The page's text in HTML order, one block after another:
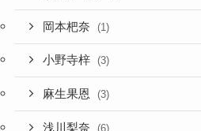
岡本杷奈 (1)
小野寺梓 (3)
麻生果恩 (3)
浅川梨奈 (6)